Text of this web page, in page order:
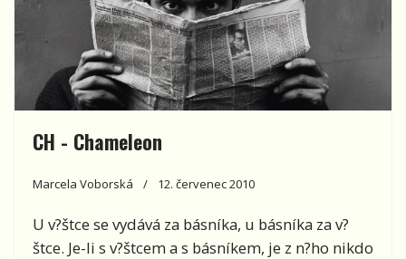
CH - Chameleon
Marcela Voborská 12. červenec 2010
U v?štce se vydává za básníka, u básníka za v?
štce. Je-li s v?štcem a s básníkem, je z n?ho nikdo